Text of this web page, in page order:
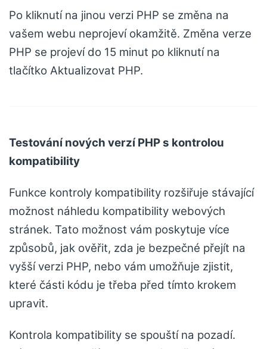
Po kliknutí na jinou verzi PHP se změna na
vašem webu neprojeví okamžitě. Změna verze
PHP se projeví do 15 minut po kliknutí na
tlačítko Aktualizovat PHP.
Testování nových verzí PHP s kontrolou
kompatibility
Funkce kontroly kompatibility rozšiřuje stávající
možnost náhledu kompatibility webových
stránek. Tato možnost vám poskytuje více
způsobů, jak ověřit, zda je bezpečné přejít na
vyšší verzi PHP, nebo vám umožňuje zjistit,
které části kódu je třeba před tímto krokem
upravit.
Kontrola kompatibility se spouští na pozadí.